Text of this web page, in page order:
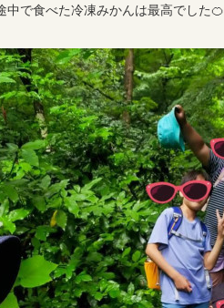
で食べた冷凍みかんは最高でした🍊